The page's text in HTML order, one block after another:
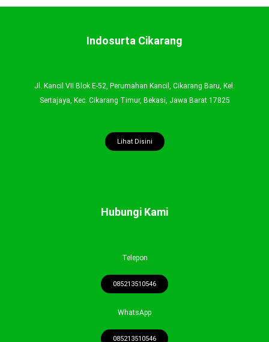
Indosurta Cikarang
Jl. Kancil VII Blok E-52, Perumahan Kancil, Cikarang Baru, Kel.
Sertajaya, Kec. Cikarang Timur, Bekasi, Jawa Barat 17825
Lihat Disini
Hubungi Kami
Telepon
085213510546
WhatsApp
085213510546